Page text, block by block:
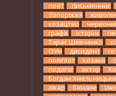
поет письменник
Запоріжжя
козацтво
графік
історик
Тарас Шевченко
ОУН
дисидент
поліглот
козаки
педагог
актор
Богдан
лікар
бієнале